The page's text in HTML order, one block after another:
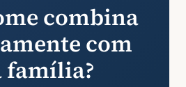
combina
com
família?